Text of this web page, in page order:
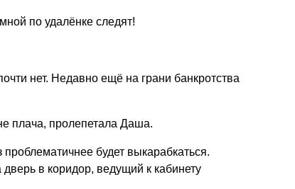
по удалёнке следят!
нет. Недавно ещё на грани банкротства
плача, пролепетала Даша.
будет выкарабкаться.
в коридор, ведущий к кабинету